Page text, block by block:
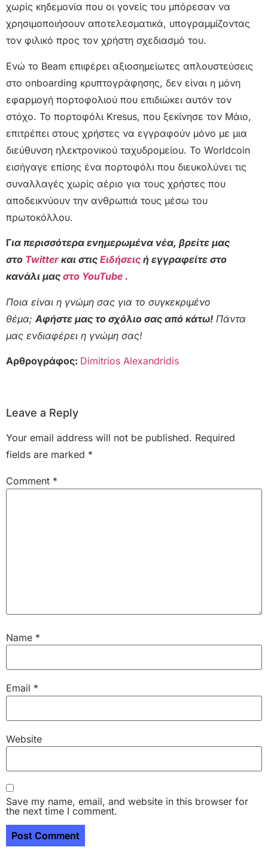
χωρίς κηδεμονία που οι γονείς του μπόρεσαν να
χρησιμοποιήσουν αποτελεσματικά, υπογραμμίζοντας
τον φιλικό προς τον χρήστη σχεδιασμό του.
Ενώ το Beam επιφέρει αξιοσημείωτες απλουστεύσεις
στο onboarding κρυπτογράφησης, δεν είναι η μόνη
εφαρμογή πορτοφολιού που επιδιώκει αυτόν τον
στόχο. Το πορτοφόλι Kresus, που ξεκίνησε τον Μάιο,
επιτρέπει στους χρήστες να εγγραφούν μόνο με μια
διεύθυνση ηλεκτρονικού ταχυδρομείου. Το Worldcoin
εισήγαγε επίσης ένα πορτοφόλι που διευκολύνει τις
συναλλαγές χωρίς αέριο για τους χρήστες που
αποδεικνύουν την ανθρωπιά τους μέσω του
πρωτοκόλλου.
Για περισσότερα ενημερωμένα νέα, βρείτε μας
στο Twitter και στις Ειδήσεις ή εγγραφείτε στο
κανάλι μας στο YouTube .
Ποια είναι η γνώμη σας για το συγκεκριμένο
θέμα; Αφήστε μας το σχόλιο σας από κάτω! Πάντα
μας ενδιαφέρει η γνώμη σας!
Αρθρογράφος: Dimitrios Alexandridis
Leave a Reply
Your email address will not be published. Required
fields are marked *
Comment *
Name *
Email *
Website
Save my name, email, and website in this browser for
the next time I comment.